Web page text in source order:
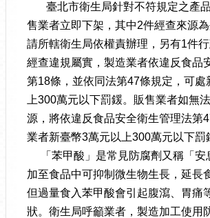
臺北市衛生局針對不符規定之產品
售業者立即下架，其中2件經查來源
請所轄衛生局依權責辦理，另有1件
經查違規屬實，製造業者依違反食品
第18條，並依同法第47條規定，可處
上300萬元以下罰鍰。販售業者如無
源，將依違反食品安全衛生管理法第
業者新臺幣3萬元以上300萬元以下罰
「苯甲酸」是常見防腐劑又稱「安
加至食品中可抑制微生物生長，延長
但過量食入苯甲酸會引起腹瀉、胃痛
狀。衛生局呼籲業者，製造加工使用